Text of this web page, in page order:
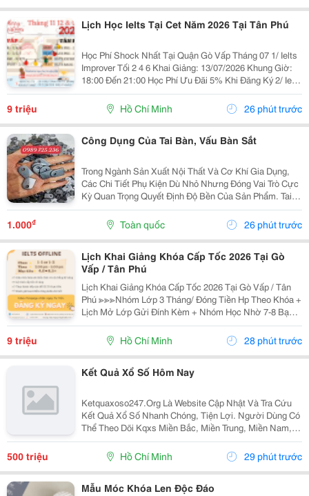
Lịch Học Ielts Tại Cet Năm 2026 Tại Tân Phú
Học Phí Shock Nhất Tại Quận Gò Vấp Tháng 07 1/ Ielts
Improver Tối 2 4 6 Khai Giảng: 13/07/2026 Khung Giờ:
18:00 Đến 21:00 Học Phí Ưu Đãi 5% Khi Đăng Ký 2/ Ielts
Basic Tối 3 5 7 Khai Giảng: 07//07/2026 Khung Giờ:
18:00 Đến 21:00 ...
9 triệu Hồ Chí Minh 26 phút trước
Công Dụng Của Tai Bàn, Vấu Bàn Sắt
Trong Ngành Sản Xuất Nội Thất Và Cơ Khí Gia Dụng,
Các Chi Tiết Phụ Kiện Dù Nhỏ Nhưng Đóng Vai Trò Cực
Kỳ Quan Trọng Quyết Định Độ Bền Của Sản Phẩm. Tai
Bàn Sắt (Hay Còn Gọi Là Tai Sắt Cho Bàn Ghế, Vấu Bàn
Sắt, Tai Khóa, Tai Khóa Sắt ) Chính Là Một...
1.000₫ Toàn quốc 26 phút trước
Lịch Khai Giảng Khóa Cấp Tốc 2026 Tại Gò
Vấp / Tân Phú
Lịch Khai Giảng Khóa Cấp Tốc 2026 Tại Gò Vấp / Tân
Phú ≫≫≫Nhóm Lớp 3 Tháng/ Đóng Tiền Hp Theo Khóa +
Lịch Mở Lớp Gửi Đính Kèm + Nhóm Học Nhờ 7-8 Bạn/
Lớp + Giáo Trình Ielts Có Band Điểm Lộ Trình, Sách
Nước Ngoài Bám Sát + Chia Đều 4 Kỹ...
9 triệu Hồ Chí Minh 28 phút trước
Kết Quả Xổ Số Hôm Nay
Ketquaxoso247.Org Là Website Cập Nhật Và Tra Cứu
Kết Quả Xổ Số Nhanh Chóng, Tiện Lợi. Người Dùng Có
Thể Theo Dõi Kqxs Miền Bắc, Miền Trung, Miền Nam,
Vietlott Trực Tiếp Theo Từng Ngày Với Thông Tin Chi
Tiết, Dễ Dàng Tìm Kiếm Và Tra Cứu Trên Nhiều...
500 triệu Hồ Chí Minh 29 phút trước
Mẫu Móc Khóa Len Độc Đáo